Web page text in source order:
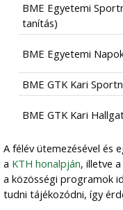
BME Egyetemi
tanítás)
BME Egyetemi
BME GTK Kari
BME GTK Kari
A félév ütemezésével és
a KTH honalpján, illetve a
a közösségi programok
tudni tájékozódni, így